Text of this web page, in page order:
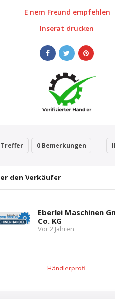
Einem Freund empfehlen
Inserat drucken
Treffer 0 Bemerkungen
den Verkäufer
Eberlei Maschinen
Co. KG
Vor 2 Jahren
Händlerprofil